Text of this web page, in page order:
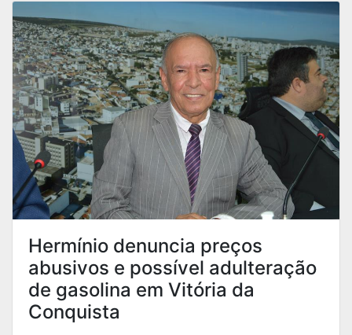
Hermínio denuncia preços
abusivos e possível adulteração
de gasolina em Vitória da
Conquista